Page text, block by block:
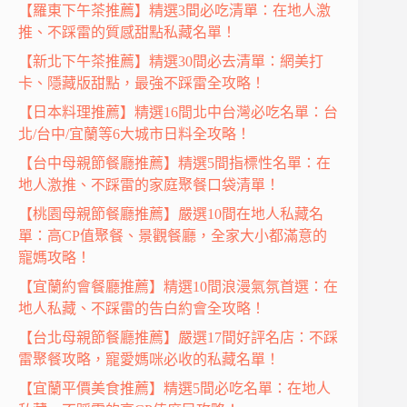
【羅東下午茶推薦】精選3間必吃清單：在地人激
推、不踩雷的質感甜點私藏名單！
【新北下午茶推薦】精選30間必去清單：網美打
卡、隱藏版甜點，最強不踩雷全攻略！
【日本料理推薦】精選16間北中台灣必吃名單：台
北/台中/宜蘭等6大城市日料全攻略！
【台中母親節餐廳推薦】精選5間指標性名單：在
地人激推、不踩雷的家庭聚餐口袋清單！
【桃園母親節餐廳推薦】嚴選10間在地人私藏名
單：高CP值聚餐、景觀餐廳，全家大小都滿意的
寵媽攻略！
【宜蘭約會餐廳推薦】精選10間浪漫氣氛首選：在
地人私藏、不踩雷的告白約會全攻略！
【台北母親節餐廳推薦】嚴選17間好評名店：不踩
雷聚餐攻略，寵愛媽咪必收的私藏名單！
【宜蘭平價美食推薦】精選5間必吃名單：在地人